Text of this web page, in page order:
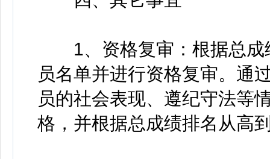
1、资格复审：根据总成
员名单并进行资格复审。通
员的社会表现、遵纪守法等
格，并根据总成绩排名从高